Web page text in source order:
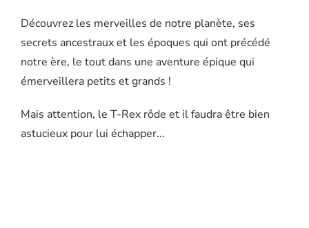
Découvrez les merveilles de notre planète, ses
secrets ancestraux et les époques qui ont précédé
notre ère, le tout dans une aventure épique qui
émerveillera petits et grands !
Mais attention, le T-Rex rôde et il faudra être bien
astucieux pour lui échapper...